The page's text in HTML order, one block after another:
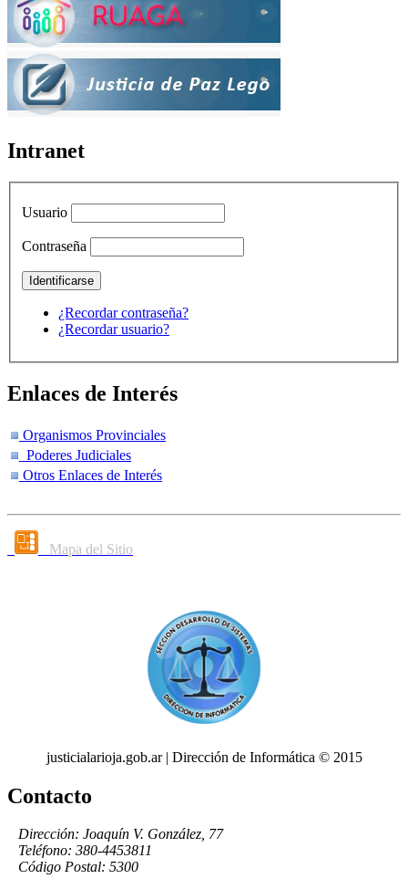
Intranet
Usuario
Contraseña
¿Recordar contraseña?
¿Recordar usuario?
Enlaces de Interés
Organismos Provinciales
Poderes Judiciales
Otros Enlaces de Interés
Mapa del Sitio
justicialarioja.gob.ar | Dirección de Informática © 2015
Contacto
Dirección: Joaquín V. González, 77
Teléfono: 380-4453811
Código Postal: 5300